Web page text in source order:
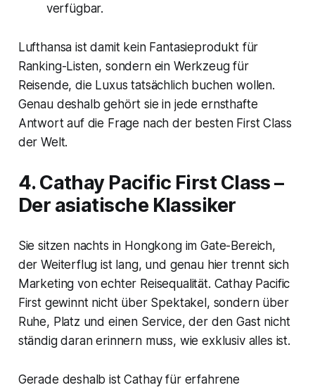
verfügbar.
Lufthansa ist damit kein Fantasieprodukt für
Ranking-Listen, sondern ein Werkzeug für
Reisende, die Luxus tatsächlich buchen wollen.
Genau deshalb gehört sie in jede ernsthafte
Antwort auf die Frage nach der besten First Class
der Welt.
4. Cathay Pacific First Class –
Der asiatische Klassiker
Sie sitzen nachts in Hongkong im Gate-Bereich,
der Weiterflug ist lang, und genau hier trennt sich
Marketing von echter Reisequalität. Cathay Pacific
First gewinnt nicht über Spektakel, sondern über
Ruhe, Platz und einen Service, der den Gast nicht
ständig daran erinnern muss, wie exklusiv alles ist.
Gerade deshalb ist Cathay für erfahrene